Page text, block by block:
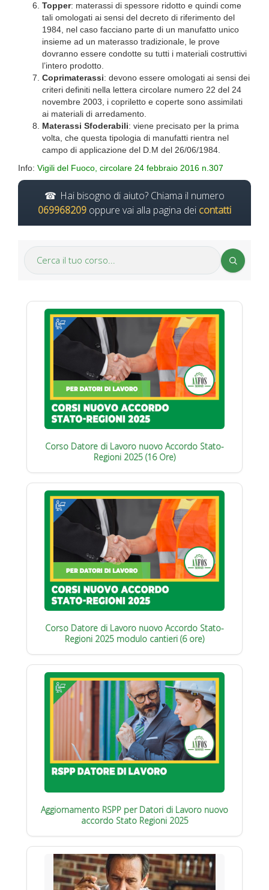
Topper: materassi di spessore ridotto e quindi come
tali omologati ai sensi del decreto di riferimento del
1984, nel caso facciano parte di un manufatto unico
insieme ad un materasso tradizionale, le prove
dovranno essere condotte su tutti i materiali costruttivi
l’intero prodotto.
Coprimaterassi: devono essere omologati ai sensi dei
criteri definiti nella lettera circolare numero 22 del 24
novembre 2003, i copriletto e coperte sono assimilati
ai materiali di arredamento.
Materassi Sfoderabili: viene precisato per la prima
volta, che questa tipologia di manufatti rientra nel
campo di applicazione del D.M del 26/06/1984.
Info: Vigili del Fuoco, circolare 24 febbraio 2016 n.307
Hai bisogno di aiuto? Chiama il numero
069968209 oppure vai alla pagina dei contatti
Corso Datore di Lavoro nuovo Accordo Stato-
Regioni 2025 (16 Ore)
Corso Datore di Lavoro nuovo Accordo Stato-
Regioni 2025 modulo cantieri (6 ore)
Aggiornamento RSPP per Datori di Lavoro nuovo
accordo Stato Regioni 2025